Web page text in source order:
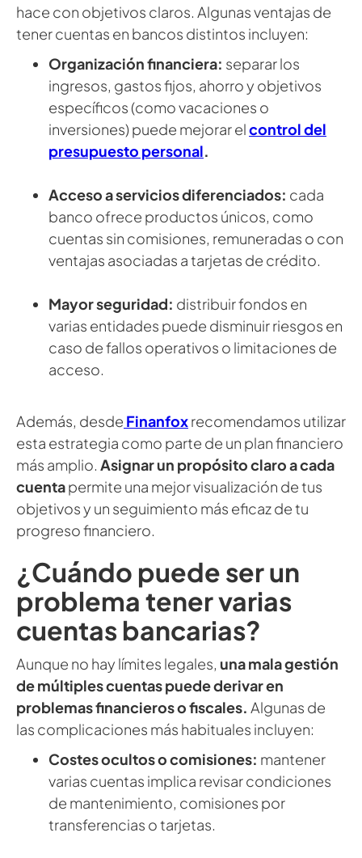
hace con objetivos claros. Algunas ventajas de
tener cuentas en bancos distintos incluyen:
Organización financiera: separar los
ingresos, gastos fijos, ahorro y objetivos
específicos (como vacaciones o
inversiones) puede mejorar elcontrol del
presupuesto personal.
Acceso a servicios diferenciados: cada
banco ofrece productos únicos, como
cuentas sin comisiones, remuneradas o con
ventajas asociadas a tarjetas de crédito.
Mayor seguridad: distribuir fondos en
varias entidades puede disminuir riesgos en
caso de fallos operativos o limitaciones de
acceso.
Además, desde Finanfoxrecomendamos utilizar
esta estrategia como parte de un plan financiero
más amplio. Asignar un propósito claro a cada
cuentapermite una mejor visualización de tus
objetivos y un seguimiento más eficaz de tu
progreso financiero.
¿Cuándo puede ser un
problema tener varias
cuentas bancarias?
Aunque no hay límites legales, una mala gestión
de múltiples cuentas puede derivar en
problemas financieros o fiscales. Algunas de
las complicaciones más habituales incluyen:
Costes ocultos o comisiones: mantener
varias cuentas implica revisar condiciones
de mantenimiento, comisiones por
transferencias o tarjetas.